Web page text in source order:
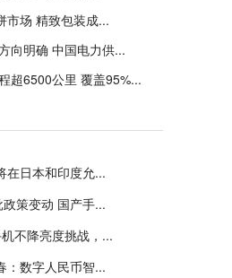
市场 精致包装成...
向明确 中国电力供...
超6500公里 覆盖95%...
在日本和印度允...
策变动 国产手...
不降亮度挑战，...
：数字人民币智...